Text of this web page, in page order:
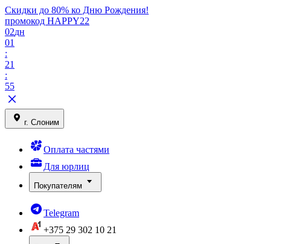
Скидки до 80% ко Дню Рождения!
промокод HAPPY22
02дн
01
:
21
:
55
г. Слоним
Оплата частями
Для юрлиц
Покупателям
Telegram
+375 29 302 10 21